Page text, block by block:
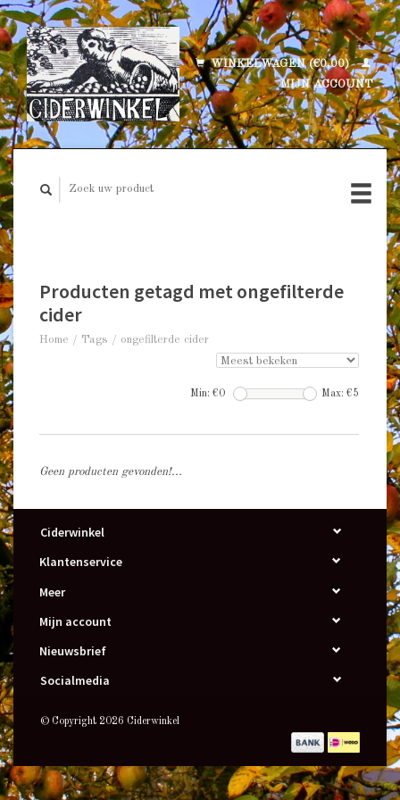
WINKELWAGEN (€0,00)
MIJN ACCOUNT
Producten getagd met ongefilterde
cider
Home / Tags / ongefilterde cider
Min: €0 Max: €5
Geen producten gevonden!...
Ciderwinkel
Klantenservice
Meer
Mijn account
Nieuwsbrief
Socialmedia
© Copyright 2026 Ciderwinkel